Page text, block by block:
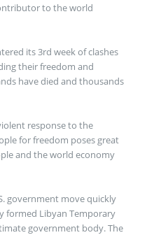
to the world
its 3rd week of clashes
their freedom and
have died and thousands
response to the
for freedom poses great
and the world economy
government move quickly
formed Libyan Temporary
government body. The